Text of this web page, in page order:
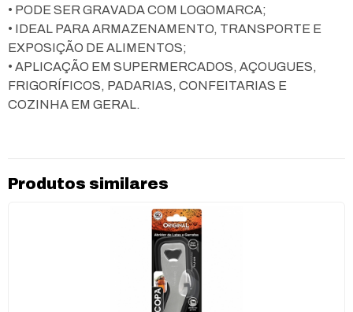
• PODE SER GRAVADA COM LOGOMARCA;
• IDEAL PARA ARMAZENAMENTO, TRANSPORTE E
EXPOSIÇÃO DE ALIMENTOS;
• APLICAÇÃO EM SUPERMERCADOS, AÇOUGUES,
FRIGORÍFICOS, PADARIAS, CONFEITARIAS E
COZINHA EM GERAL.
Produtos similares